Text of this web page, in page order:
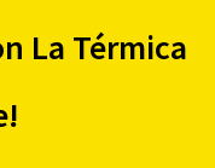
La Térmica